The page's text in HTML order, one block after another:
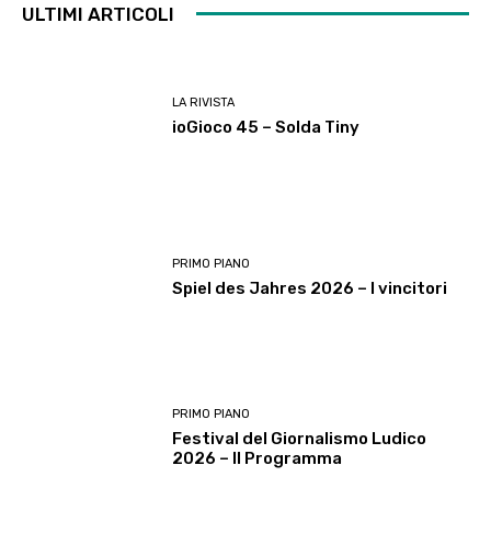
ULTIMI ARTICOLI
LA RIVISTA
ioGioco 45 – Solda Tiny
PRIMO PIANO
Spiel des Jahres 2026 – I vincitori
PRIMO PIANO
Festival del Giornalismo Ludico
2026 – Il Programma